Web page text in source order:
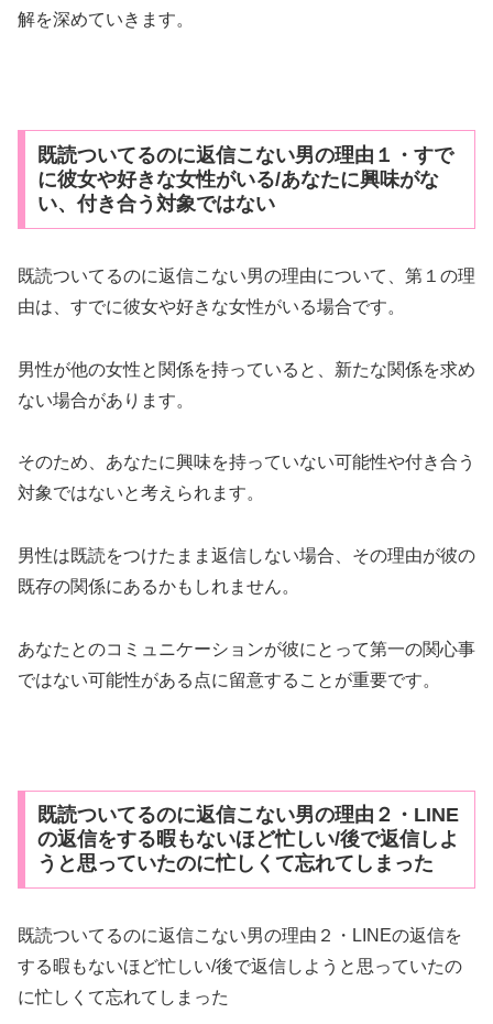
解を深めていきます。
既読ついてるのに返信こない男の理由１・すで
に彼女や好きな女性がいる/あなたに興味がな
い、付き合う対象ではない
既読ついてるのに返信こない男の理由について、第１の理
由は、すでに彼女や好きな女性がいる場合です。
男性が他の女性と関係を持っていると、新たな関係を求め
ない場合があります。
そのため、あなたに興味を持っていない可能性や付き合う
対象ではないと考えられます。
男性は既読をつけたまま返信しない場合、その理由が彼の
既存の関係にあるかもしれません。
あなたとのコミュニケーションが彼にとって第一の関心事
ではない可能性がある点に留意することが重要です。
既読ついてるのに返信こない男の理由２・LINE
の返信をする暇もないほど忙しい/後で返信しよ
うと思っていたのに忙しくて忘れてしまった
既読ついてるのに返信こない男の理由２・LINEの返信を
する暇もないほど忙しい/後で返信しようと思っていたの
に忙しくて忘れてしまった